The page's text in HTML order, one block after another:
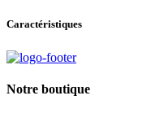
Caractéristiques
Notre boutique